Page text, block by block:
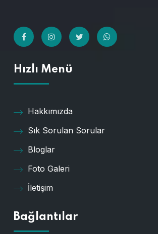
Hızlı Menü
Hakkımızda
Sık Sorulan Sorular
Bloglar
Foto Galeri
İletişim
Bağlantılar